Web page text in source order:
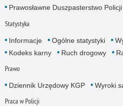
Prawosławne Duszpasterstwo Policji
Statystyka
Informacje Ogólne statystyki
Kodeks karny
Ruch drogowy
Prawo
Dziennik Urzędowy KGP Wyroki
Praca w Policji